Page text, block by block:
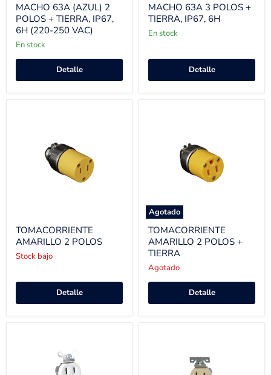
MACHO 63A (AZUL) 2
POLOS + TIERRA, IP67,
6H (220-250 VAC)
En stock
Detalle
MACHO 63A 3 POLOS +
TIERRA, IP67, 6H
En stock
Detalle
TOMACORRIENTE
AMARILLO 2 POLOS
Stock bajo
Detalle
Agotado
TOMACORRIENTE
AMARILLO 2 POLOS +
TIERRA
Agotado
Detalle